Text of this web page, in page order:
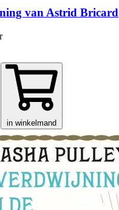
van Astrid Bricard
in winkelmand